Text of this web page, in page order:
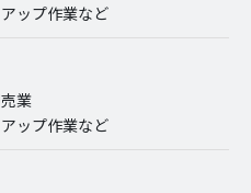
ップ作業など
業
ップ作業など